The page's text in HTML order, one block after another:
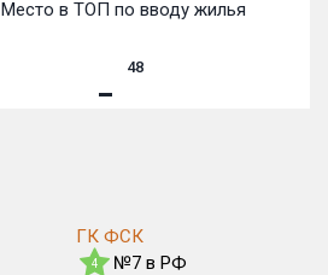
Место в ТОП по вводу жилья
48
ГК ФСК
4 №7 в РФ